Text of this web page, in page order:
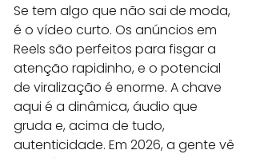
Se tem algo que não sai de moda,
é o vídeo curto. Os anúncios em
Reels são perfeitos para fisgar a
atenção rapidinho, e o potencial
de viralização é enorme. A chave
aqui é a dinâmica, áudio que
gruda e, acima de tudo,
autenticidade. Em 2026, a gente vê